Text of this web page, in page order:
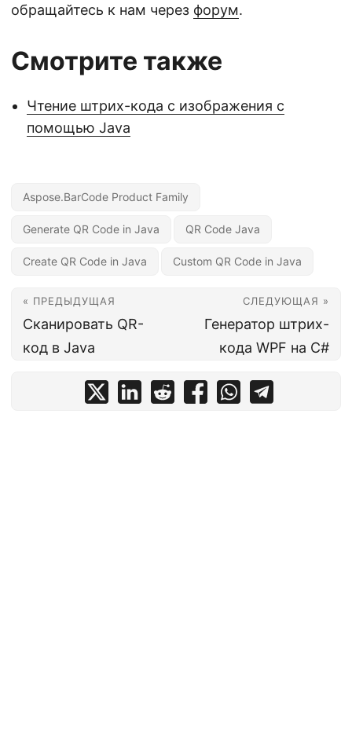
обращайтесь к нам через форум.
Смотрите также
Чтение штрих-кода с изображения с
помощью Java
Aspose.BarCode Product Family
Generate QR Code in Java QR Code Java
Create QR Code in Java Custom QR Code in Java
« ПРЕДЫДУЩАЯ
Сканировать QR-
код в Java
СЛЕДУЮЩАЯ »
Генератор штрих-
кода WPF на C#